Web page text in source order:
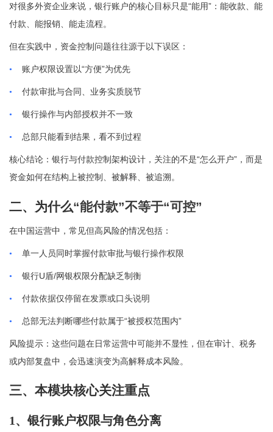
对很多外资企业来说，银行账户的核心目标只是“能用” ：能收款、能
付款、能报销、能走流程。
但在实践中，资金控制问题往往源于以下误区：
• 账户权限设置以“方便”为优先
• 付款审批与合同、业务实质脱节
• 银行操作与内部授权并不一致
• 总部只能看到结果，看不到过程
核心结论：银行与付款控制架构设计，关注的不是“怎么开户” ，而是
资金如何在结构上被控制、被解释、被追溯。
二、为什么“能付款”不等于“可控”
在中国运营中，常见但高风险的情况包括：
• 单一人员同时掌握付款审批与银行操作权限
• 银行U 盾/网银权限分配缺乏制衡
• 付款依据仅停留在发票或口头说明
• 总部无法判断哪些付款属于“被授权范围内”
风险提示：这些问题在日常运营中可能并不显性，但在审计、税务
或内部复盘中，会迅速演变为高解释成本风险。
三、本模块核心关注重点
1、银行账户权限与角色分离